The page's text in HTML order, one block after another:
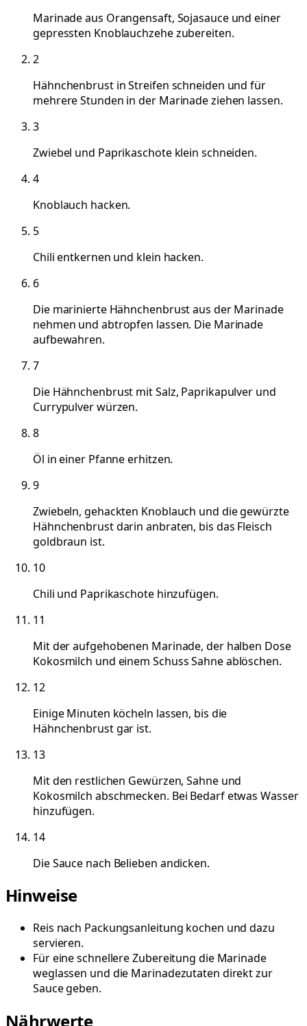
Marinade aus Orangensaft, Sojasauce und einer
gepressten Knoblauchzehe zubereiten.
2
Hähnchenbrust in Streifen schneiden und für
mehrere Stunden in der Marinade ziehen lassen.
3
Zwiebel und Paprikaschote klein schneiden.
4
Knoblauch hacken.
5
Chili entkernen und klein hacken.
6
Die marinierte Hähnchenbrust aus der Marinade
nehmen und abtropfen lassen. Die Marinade
aufbewahren.
7
Die Hähnchenbrust mit Salz, Paprikapulver und
Currypulver würzen.
8
Öl in einer Pfanne erhitzen.
9
Zwiebeln, gehackten Knoblauch und die gewürzte
Hähnchenbrust darin anbraten, bis das Fleisch
goldbraun ist.
10
Chili und Paprikaschote hinzufügen.
11
Mit der aufgehobenen Marinade, der halben Dose
Kokosmilch und einem Schuss Sahne ablöschen.
12
Einige Minuten köcheln lassen, bis die
Hähnchenbrust gar ist.
13
Mit den restlichen Gewürzen, Sahne und
Kokosmilch abschmecken. Bei Bedarf etwas Wasser
hinzufügen.
14
Die Sauce nach Belieben andicken.
Hinweise
Reis nach Packungsanleitung kochen und dazu
servieren.
Für eine schnellere Zubereitung die Marinade
weglassen und die Marinadezutaten direkt zur
Sauce geben.
Nährwerte